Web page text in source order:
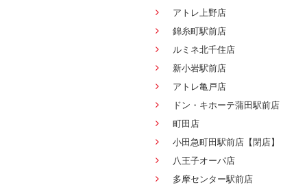
アトレ上野店
錦糸町駅前店
ルミネ北千住店
新小岩駅前店
アトレ亀戸店
ドン・キホーテ蒲田駅前店
町田店
小田急町田駅前店【閉店】
八王子オーパ店
多摩センター駅前店